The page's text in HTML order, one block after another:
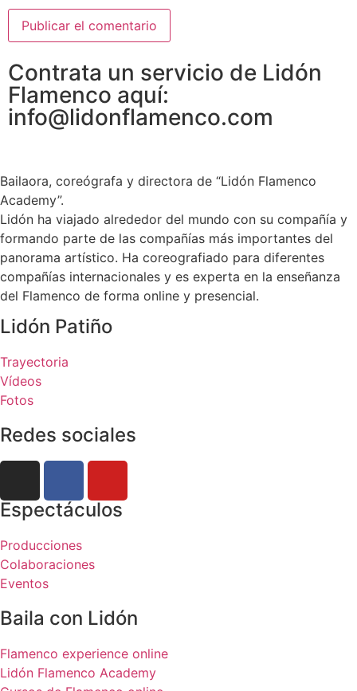
Contrata un servicio de Lidón
Flamenco aquí:
info@lidonflamenco.com
Bailaora, coreógrafa y directora de “Lidón Flamenco
Academy”.
Lidón ha viajado alrededor del mundo con su compañía y
formando parte de las compañías más importantes del
panorama artístico. Ha coreografiado para diferentes
compañías internacionales y es experta en la enseñanza
del Flamenco de forma online y presencial.
Lidón Patiño
Trayectoria
Vídeos
Fotos
Redes sociales
Espectáculos
Producciones
Colaboraciones
Eventos
Baila con Lidón
Flamenco experience online
Lidón Flamenco Academy